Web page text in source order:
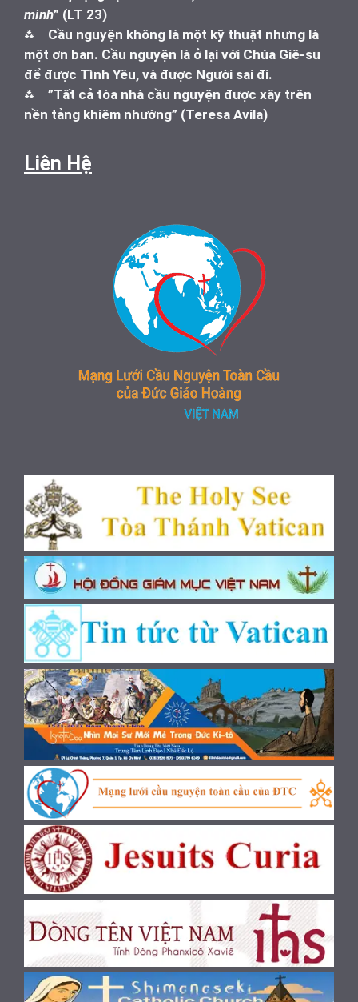
mình” (LT 23)
⁂ Cầu nguyện không là một kỹ thuật nhưng là
một ơn ban. Cầu nguyện là ở lại với Chúa Giê-su
để được Tình Yêu, và được Người sai đi.
⁂ ”Tất cả tòa nhà cầu nguyện được xây trên
nền tảng khiêm nhường” (Teresa Avila)
Liên Hệ